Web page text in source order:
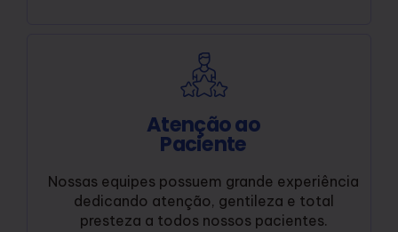
Atenção ao
Paciente
Nossas equipes possuem grande experiência
dedicando atenção, gentileza e total
presteza a todos nossos pacientes.